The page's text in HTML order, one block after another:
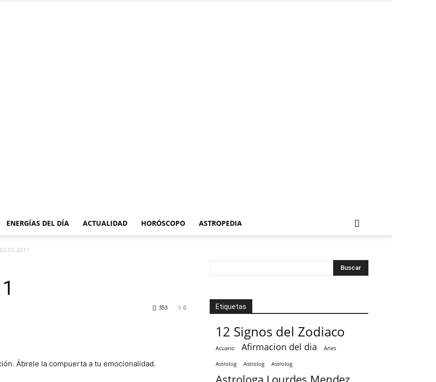
ENERGÍAS DEL DÍA ACTUALIDAD HORÓSCOPO ASTROPEDIA
0
353
Ábrele la compuerta a tu emocionalidad.
Etiquetas
12 Signos del Zodiaco
Acuario Afirmacion del dia Aries
Astrolog Astrolog Astrolog